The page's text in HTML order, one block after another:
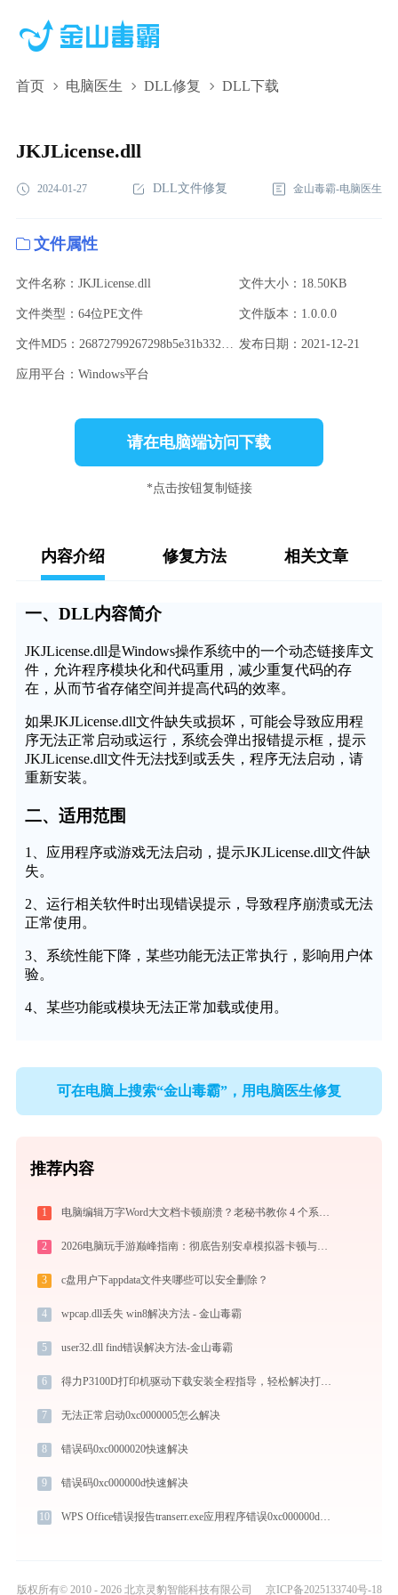
首页 电脑医生 DLL修复 DLL下载
JKJLicense.dll,JKJLicense.dll下载,JKJLicense.dll修复
JKJLicense.dll
2024-01-27 DLL文件修复 金山毒霸-电脑医生
文件属性
文件名称：JKJLicense.dll 文件大小：18.50KB
文件类型：64位PE文件 文件版本：1.0.0.0
文件MD5：26872799267298b5e31b332397883776 发布日期：2021-12-21
应用平台：Windows平台
请在电脑端访问下载
*点击按钮复制链接
内容介绍 修复方法 相关文章
一、DLL内容简介
JKJLicense.dll是Windows操作系统中的一个动态链接库文
件，允许程序模块化和代码重用，减少重复代码的存
在，从而节省存储空间并提高代码的效率。
如果JKJLicense.dll文件缺失或损坏，可能会导致应用程
序无法正常启动或运行，系统会弹出报错提示框，提示
JKJLicense.dll文件无法找到或丢失，程序无法启动，请
重新安装。
二、适用范围
1、应用程序或游戏无法启动，提示JKJLicense.dll文件缺
失。
2、运行相关软件时出现错误提示，导致程序崩溃或无法
正常使用。
3、系统性能下降，某些功能无法正常执行，影响用户体
验。
4、某些功能或模块无法正常加载或使用。
可在电脑上搜索“金山毒霸”，用电脑医生修复
推荐内容
1 电脑编辑万字Word大文档卡顿崩溃？老秘书教你 4 个系统级优化设置与避坑神技
2 2026电脑玩手游巅峰指南：彻底告别安卓模拟器卡顿与捆绑，体验官方原生多端互通
3 c盘用户下appdata文件夹哪些可以安全删除？
4 wpcap.dll丢失 win8解决方法 - 金山毒霸
5 user32.dll find错误解决方法-金山毒霸
6 得力P3100D打印机驱动下载安装全程指导，轻松解决打印问题
7 无法正常启动0xc0000005怎么解决
8 错误码0xc0000020快速解决
9 错误码0xc000000d快速解决
10 WPS Office错误报告transerr.exe应用程序错误0xc000000d解决方法
版权所有© 2010 - 2026 北京灵豹智能科技有限公司 京ICP备2025133740号-18